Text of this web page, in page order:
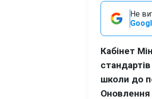
Не
Кабінет
школи до
Оновлення